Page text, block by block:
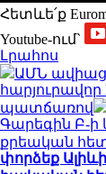
Հետևե՛ք
Youtube-ում`
Լրահոս
ԱՄՆ
հարյուրավոր
պատճառով
Գարեգին Բ-ի
քրեական
փորձեք